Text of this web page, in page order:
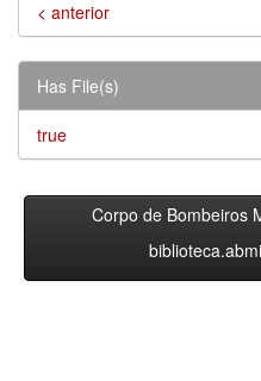
< anterior
Has File(s)
true
Corpo de Bombeiros